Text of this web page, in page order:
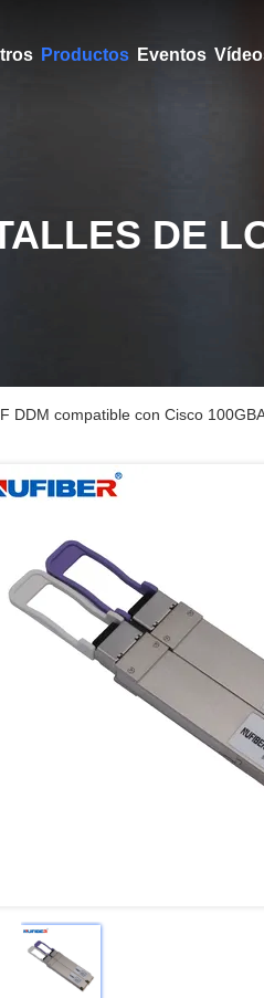
Productos Eventos
DE
DDM compatible con Cisco